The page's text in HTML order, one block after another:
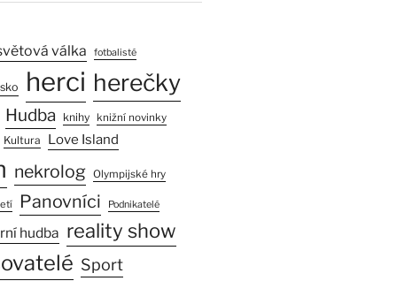
válka fotbalisté
herci herečky
Hudba knihy knižní novinky
Kultura Love Island
nekrolog Olympijské hry
Panovníci Podnikatelé
hudba reality show
Sport